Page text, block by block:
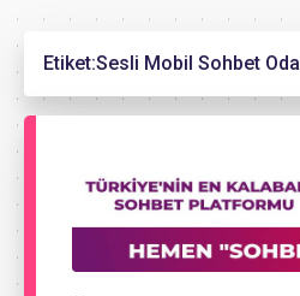
Etiket:Sesli Mobil Sohbet Oda